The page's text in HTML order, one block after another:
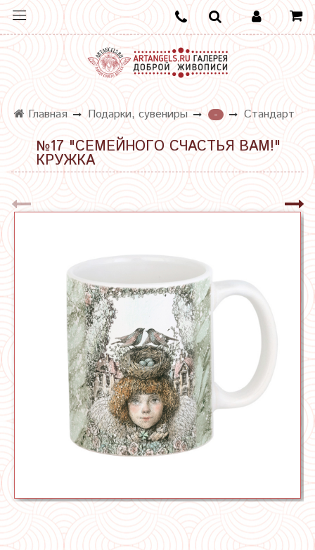
Главная Подарки, сувениры - Стандарт
№17 "СЕМЕЙНОГО СЧАСТЬЯ ВАМ!"
КРУЖКА